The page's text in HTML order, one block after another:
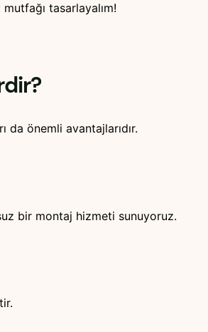
tasarlayalım!
da önemli avantajlarıdır.
bir montaj hizmeti sunuyoruz.